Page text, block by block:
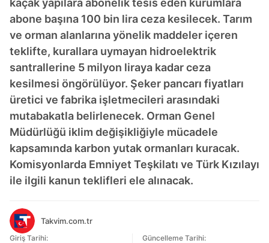
kaçak yapılara abonelik tesis eden kurumlara
abone başına 100 bin lira ceza kesilecek. Tarım
ve orman alanlarına yönelik maddeler içeren
teklifte, kurallara uymayan hidroelektrik
santrallerine 5 milyon liraya kadar ceza
kesilmesi öngörülüyor. Şeker pancarı fiyatları
üretici ve fabrika işletmecileri arasındaki
mutabakatla belirlenecek. Orman Genel
Müdürlüğü iklim değişikliğiyle mücadele
kapsamında karbon yutak ormanları kuracak.
Komisyonlarda Emniyet Teşkilatı ve Türk Kızılayı
ile ilgili kanun teklifleri ele alınacak.
Takvim.com.tr
Giriş Tarihi:
Güncelleme Tarihi: